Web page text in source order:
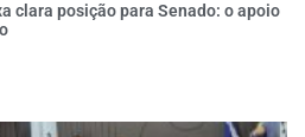
clara posição para Senado: o apoio